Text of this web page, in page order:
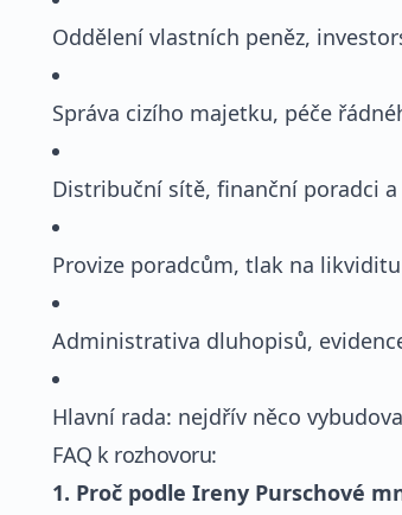
Oddělení vlastních peněz,
Správa cizího majetku, péče
Distribuční sítě, finanční poradci
Provize poradcům, tlak na
Administrativa dluhopisů,
Hlavní rada: nejdřív něco
FAQ k rozhovoru:
1. Proč podle Ireny Purschové